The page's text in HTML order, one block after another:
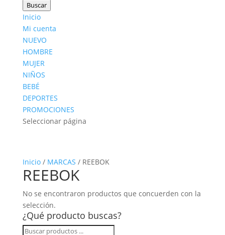
de
productos
Buscar
Inicio
Mi cuenta
NUEVO
HOMBRE
MUJER
NIÑOS
BEBÉ
DEPORTES
PROMOCIONES
Seleccionar página
Inicio/ MARCAS / REEBOK
REEBOK
No se encontraron productos que concuerden con la
selección.
¿Qué producto buscas?
Búsqueda